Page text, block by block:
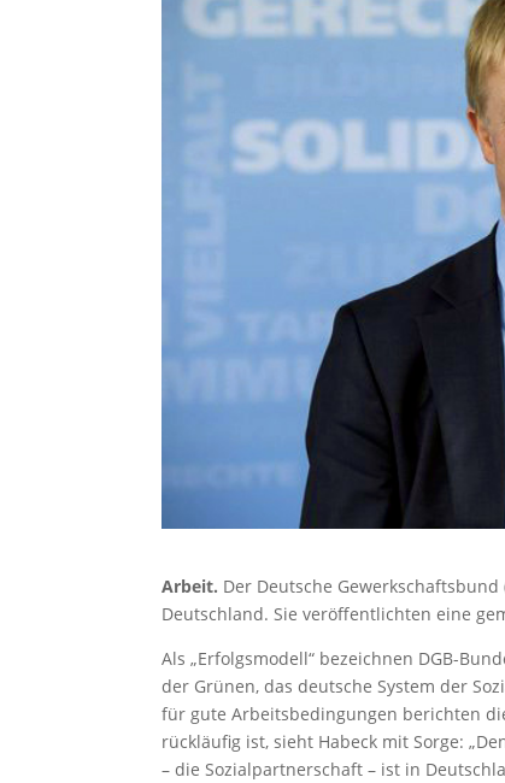
Arbeit. Der Deutsche
Deutschland. Sie veröffentlichten eine
Als „Erfolgsmodell“ bezeichnen DGB-
der Grünen, das deutsche System der
für gute Arbeitsbedingungen berichten
rückläufig ist, sieht Habeck mit Sorge:
– die Sozialpartnerschaft – ist in